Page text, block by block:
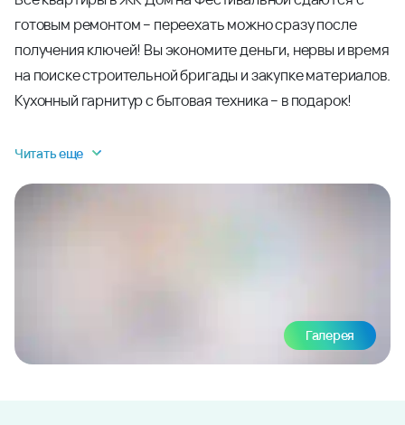
готовым ремонтом – переехать можно сразу после
получения ключей! Вы экономите деньги, нервы и время
на поиске строительной бригады и закупке материалов.
Кухонный гарнитур с бытовая техника – в подарок!
Читать еще
Галерея